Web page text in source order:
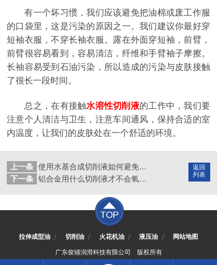
有一个坏习惯，我们应该避免把油棉或废工作服
的口袋里，这是污染的原因之一。我们建议你最好穿
短袖衣服，不穿长袖衣服。露在外面穿短袖，前臂，
前臂很容易看到，容易清洁，纤维和手臂袖子摩擦。
长袖容易受到石油污染，所以造成的污染与皮肤接触
了很长一段时间。
总之，在有接触水溶性切削液的工作中，我们要
注意个人清洁与卫生，注意车间通风，保持合适的室
内温度，让我们的皮肤处在一个舒适的环境。
返回
列表
上一条
使用水基合成切削液如何避免工件和机床生锈？
下一条
铝合金用什么切削液才不会氧化？
拉伸成型油 切削油 火花机油 液压油 网站地图
广东俊辅润滑科技有限公司 版权所有